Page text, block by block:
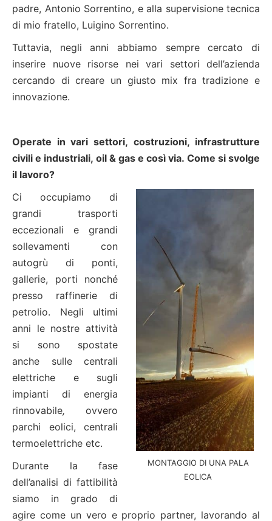
padre, Antonio Sorrentino, e alla supervisione tecnica
di mio fratello, Luigino Sorrentino.
Tuttavia, negli anni abbiamo sempre cercato di
inserire nuove risorse nei vari settori dell’azienda
cercando di creare un giusto mix fra tradizione e
innovazione.
Operate in vari settori, costruzioni, infrastrutture
civili e industriali, oil & gas e così via. Come si svolge
il lavoro?
MONTAGGIO DI UNA PALA
EOLICA
Ci occupiamo di
grandi trasporti
eccezionali e grandi
sollevamenti con
autogrù di ponti,
gallerie, porti nonché
presso raffinerie di
petrolio. Negli ultimi
anni le nostre attività
si sono spostate
anche sulle centrali
elettriche e sugli
impianti di energia
rinnovabile, ovvero
parchi eolici, centrali
termoelettriche etc.
Durante la fase
dell’analisi di fattibilità
siamo in grado di
agire come un vero e proprio partner, lavorando al